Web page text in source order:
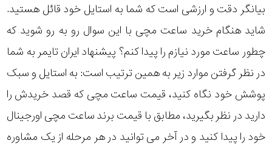
بیانگر دقت و ارزشی است که شما به استایل خود قائل هستید.
شاید هنگام خرید ساعت مچی با این سوال رو به رو شوید که
چطور ساعت مورد نیازم را پیدا کنم؟ پیشنهاد ایران تایمر به شما
در نظر گرفتن موارد زیر به همین ترتیب است: به استایل و سبک
پوشش خود نگاه کنید، قیمت ساعت مچی که قصد خریدش را
دارید در نظر بگیرید، مطابق با قیمت برند ساعت مچی اورجینال
خود را پیدا کنید و در آخر می توانید در هر مرحله از یک مشاوره